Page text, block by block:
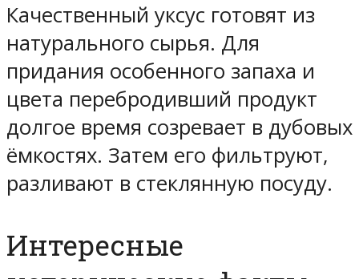
Качественный уксус готовят из
натурального сырья. Для
придания особенного запаха и
цвета перебродивший продукт
долгое время созревает в дубовых
ёмкостях. Затем его фильтруют,
разливают в стеклянную посуду.
Интересные